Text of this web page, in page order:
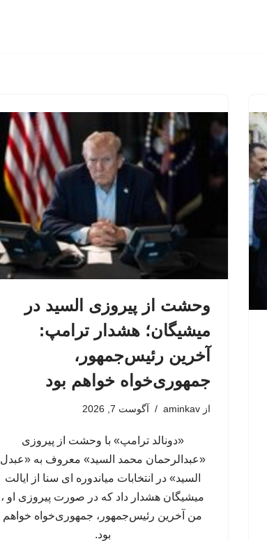
وحشت از پیروزی السید در
میشیگان؛ هشدار ترامپ:
آخرین رئیس‌جمهور،
جمهوری‌خواه خواهم بود
از aminkav آگوست 7, 2026
«دونالد ترامپ» با وحشت از پیروزی
«عبدالرحمان محمد السید» معروف به «عبدل
السید» در انتخابات میاندوره ای سنا از ایالت
میشیگان هشدار داد که در صورت پیروزی او ،
من آخرین رئیس‌جمهور، جمهوری‌‍‌خواه خواهم
بود.